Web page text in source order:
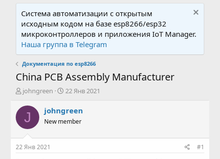
Система автоматизации с открытым
исходным кодом на базе esp8266/esp32
микроконтроллеров и приложения IoT Manager.
Наша группа в Telegram
Документация по esp8266
China PCB Assembly Manufacturer
А
т
р
е
м
johngreen
Д
т
а
н
22 Янв 2021
J johngreen
New member
22 Янв 2021 #1